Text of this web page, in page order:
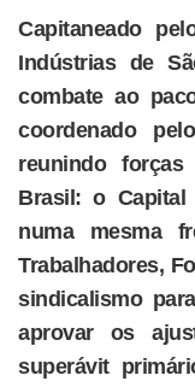
Capitaneado
Indústrias de
combate ao
coordenado
reunindo forças
Brasil: o
numa mesma
Trabalhadores,
sindicalismo
aprovar os
superávit